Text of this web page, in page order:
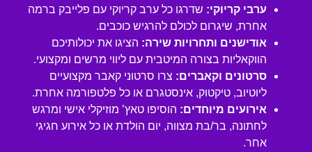
ערבי קריוקי: שדרגו כל ערב קריוקי עם פלייבק ברמה
אחרת, שיגרום לכולם להרגיש כוכבים.
אודישנים ותחרויות שירה: הציגו את יכולותיכם
הווקאליות בצורה המיטבית עם ליווי מרשים ומקצועי.
סרטונים וקאברים: צרו סרטוני קאבר מקצועיים
ליוטיוב, טיקטוק, אינסטגרם או כל פלטפורמה אחרת.
אירועים מיוחדים: הוסיפו טאץ’ מוזיקלי אישי ומרגש
לחתונה, בר/בת מצווה, יום הולדת או כל אירוע חגיגי
אחר.